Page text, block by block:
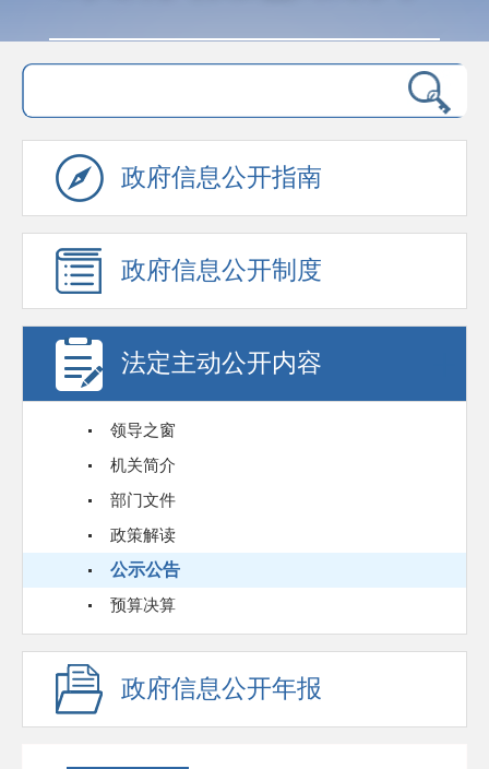
政府信息公开指南
政府信息公开制度
法定主动公开内容
领导之窗
机关简介
部门文件
政策解读
公示公告
预算决算
政府信息公开年报